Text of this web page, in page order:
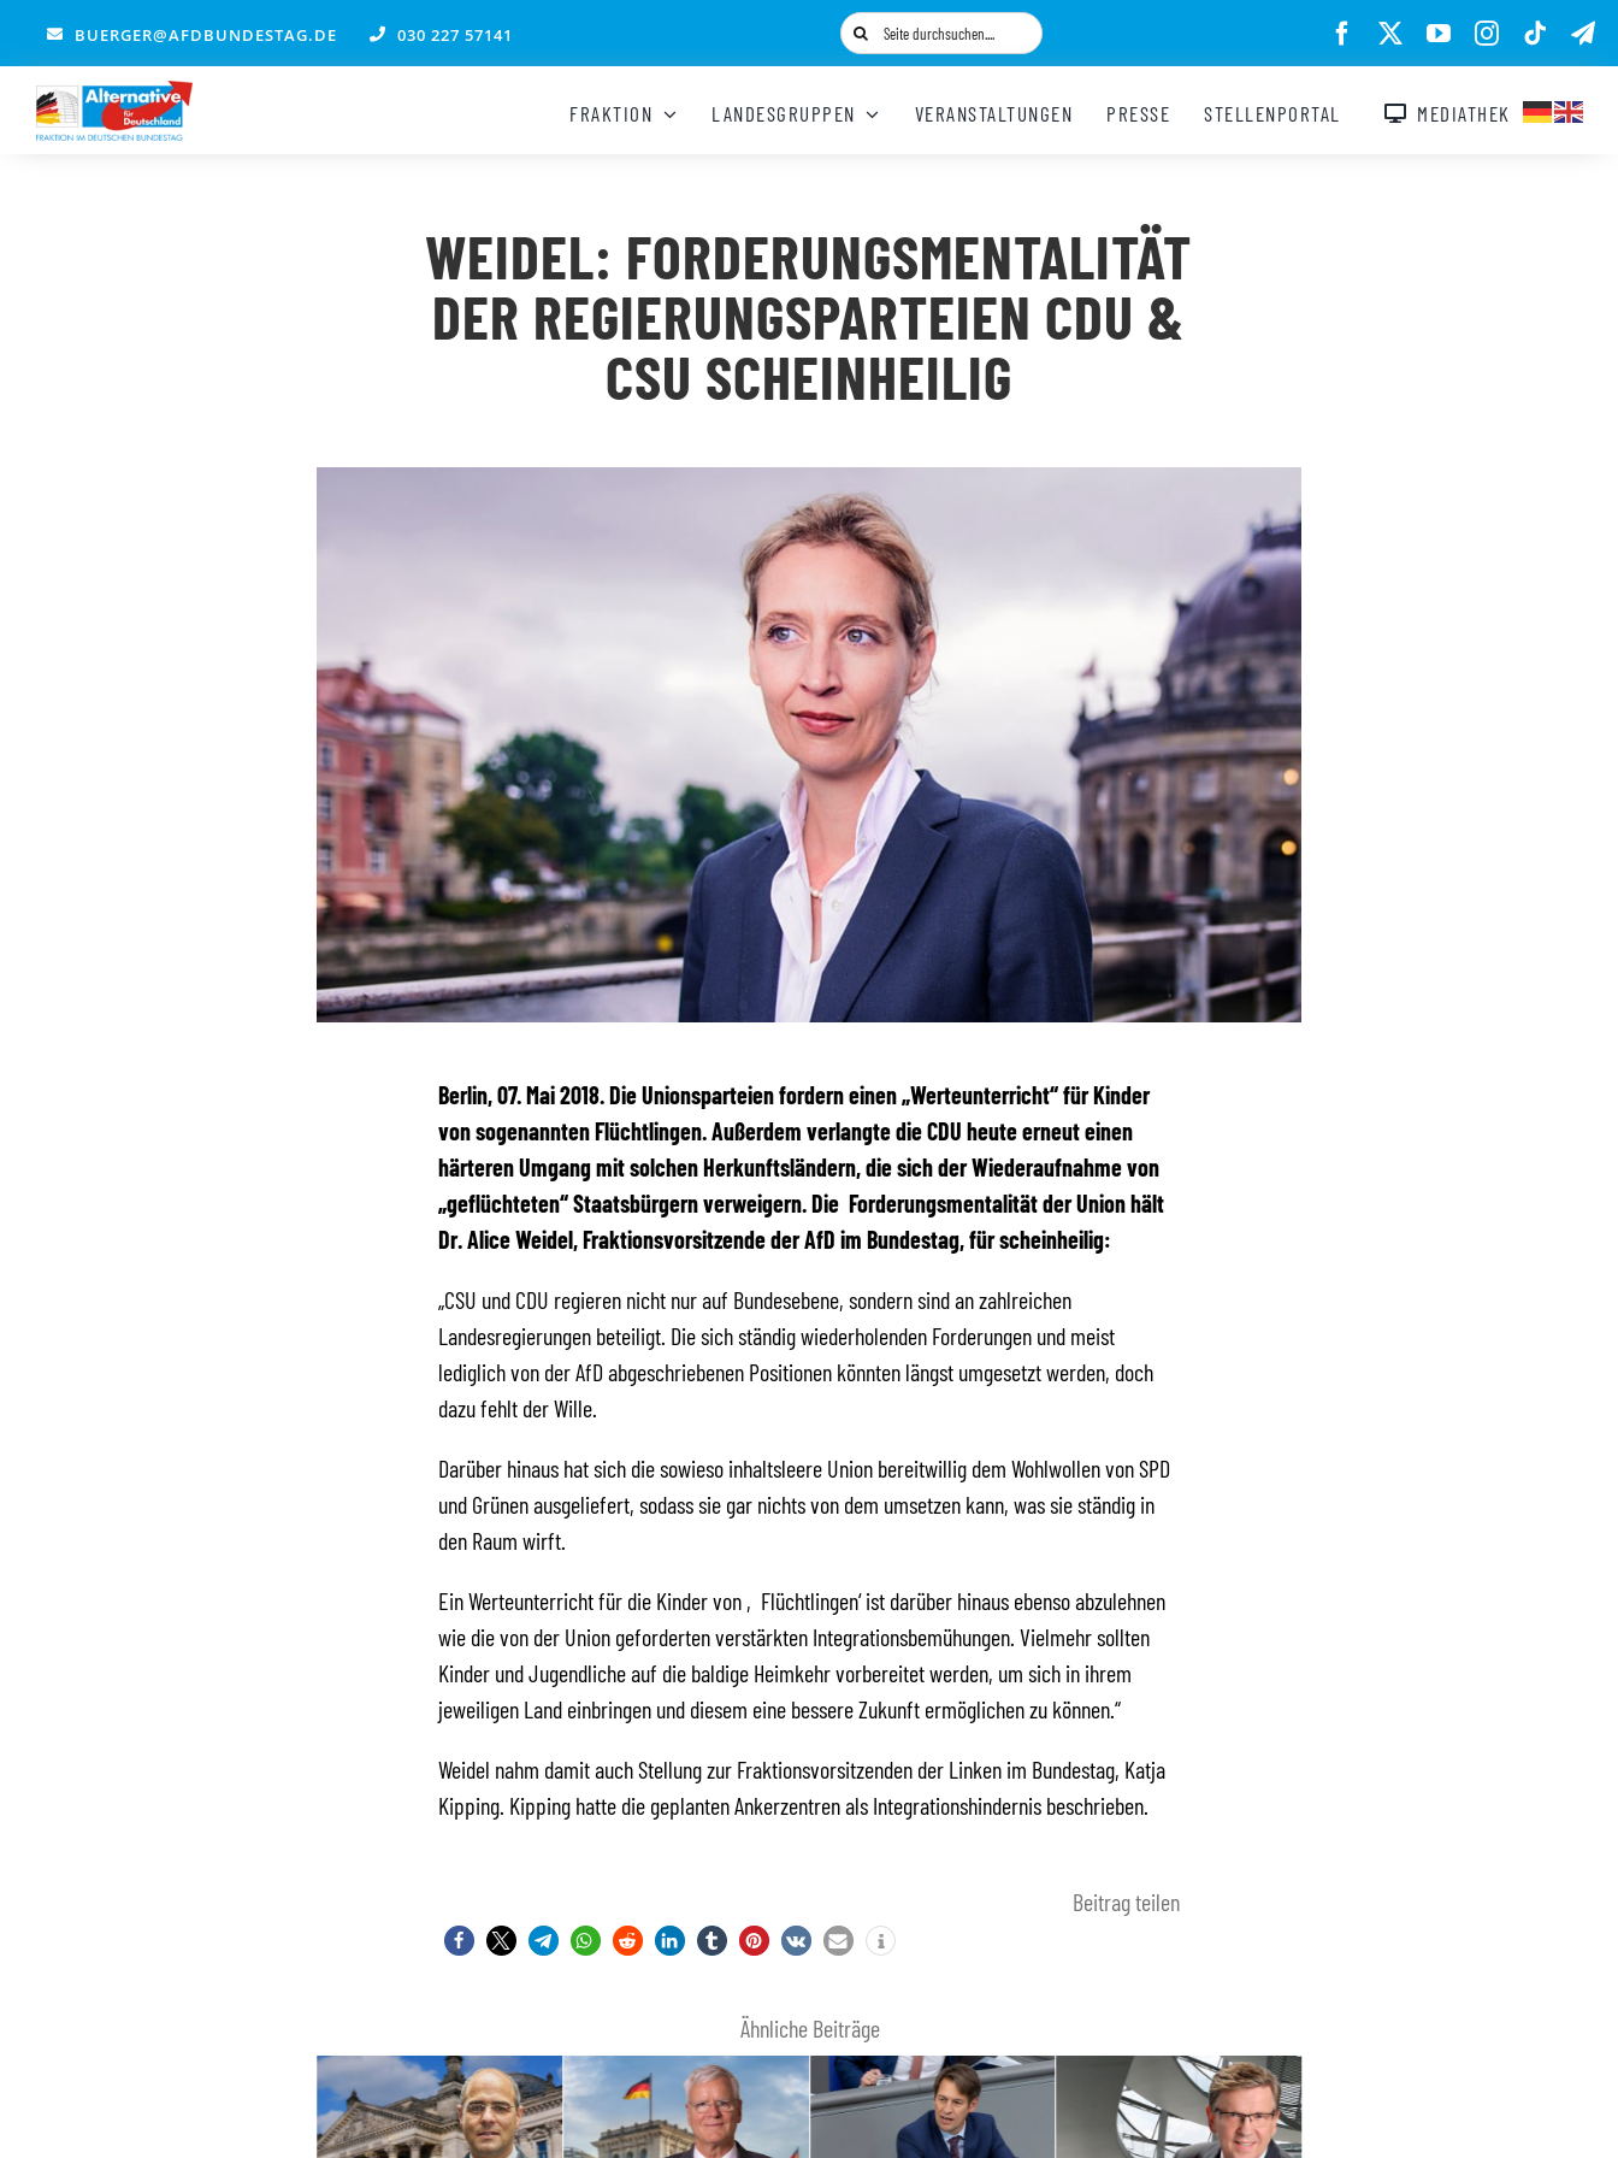
springen
BUERGER@AFDBUNDESTAG.DE 030 227 57141
Suche
nach:
FRAKTION LANDESGRUPPEN VERANSTALTUNGEN PRESSE STELLENPORTAL MEDIATHEK
WEIDEL: FORDERUNGSMENTALITÄT
DER REGIERUNGSPARTEIEN CDU &
CSU SCHEINHEILIG
Berlin, 07. Mai 2018. Die Unionsparteien fordern einen „Werteunterricht“ für Kinder
von sogenannten Flüchtlingen. Außerdem verlangte die CDU heute erneut einen
härteren Umgang mit solchen Herkunftsländern, die sich der Wiederaufnahme von
„geflüchteten“ Staatsbürgern verweigern. Die Forderungsmentalität der Union hält
Dr. Alice Weidel, Fraktionsvorsitzende der AfD im Bundestag, für scheinheilig:
„CSU und CDU regieren nicht nur auf Bundesebene, sondern sind an zahlreichen
Landesregierungen beteiligt. Die sich ständig wiederholenden Forderungen und meist
lediglich von der AfD abgeschriebenen Positionen könnten längst umgesetzt werden, doch
dazu fehlt der Wille.
Darüber hinaus hat sich die sowieso inhaltsleere Union bereitwillig dem Wohlwollen von SPD
und Grünen ausgeliefert, sodass sie gar nichts von dem umsetzen kann, was sie ständig in
den Raum wirft.
Ein Werteunterricht für die Kinder von ‚Flüchtlingen‘ ist darüber hinaus ebenso abzulehnen
wie die von der Union geforderten verstärkten Integrationsbemühungen. Vielmehr sollten
Kinder und Jugendliche auf die baldige Heimkehr vorbereitet werden, um sich in ihrem
jeweiligen Land einbringen und diesem eine bessere Zukunft ermöglichen zu können.“
Weidel nahm damit auch Stellung zur Fraktionsvorsitzenden der Linken im Bundestag, Katja
Kipping. Kipping hatte die geplanten Ankerzentren als Integrationshindernis beschrieben.
Beitrag teilen
Ähnliche Beiträge